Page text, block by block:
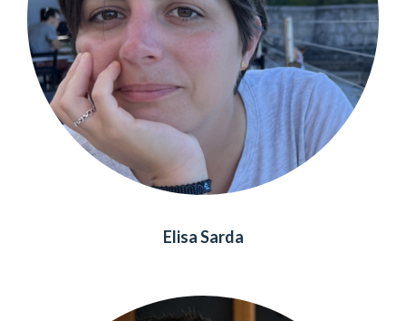
Elisa Sarda